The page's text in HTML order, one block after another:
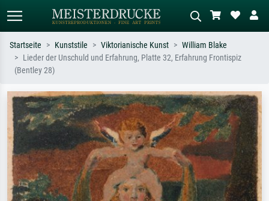
oder Stilen – z.B. Monet,
Sternennacht, Impressionismus, Welle
Hokusai, Akt.
Wiese, Abstrakt mit viel Rot, Dunkles
Ölgemälde, Stehender Akt neben einem
Baum.
Startseite Kunststile Viktorianische Kunst
William Blake
Lieder der Unschuld und Erfahrung, Platte 32, Erfahrung Frontispiz
(Bentley 28)